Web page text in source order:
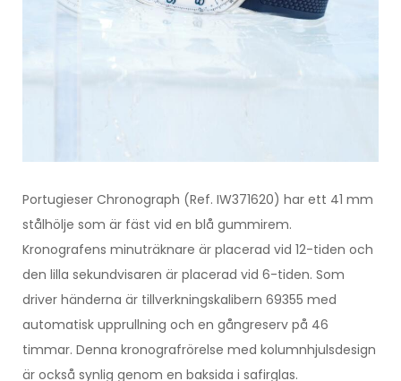
Portugieser Chronograph (Ref. IW371620) har ett 41 mm
stålhölje som är fäst vid en blå gummirem.
Kronografens minuträknare är placerad vid 12-tiden och
den lilla sekundvisaren är placerad vid 6-tiden. Som
driver händerna är tillverkningskalibern 69355 med
automatisk upprullning och en gångreserv på 46
timmar. Denna kronografrörelse med kolumnhjulsdesign
är också synlig genom en baksida i safirglas.